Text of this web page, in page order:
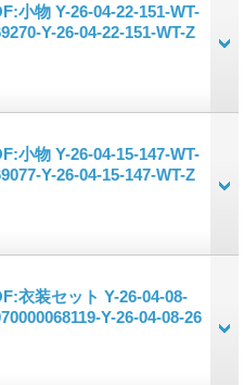
小物 Y-26-04-22-151-WT-
Y-26-04-22-151-WT-Z
小物 Y-26-04-15-147-WT-
Y-26-04-15-147-WT-Z
衣装セット Y-26-04-08-
Y-26-04-08-26